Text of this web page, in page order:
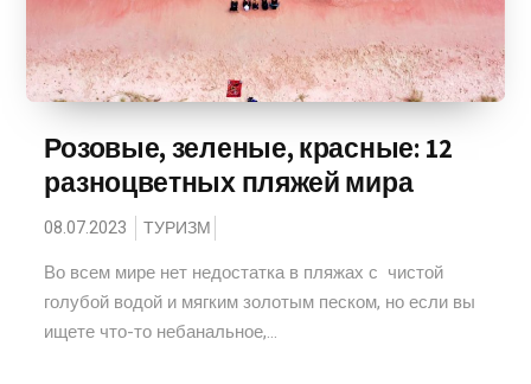
Розовые, зеленые, красные: 12
разноцветных пляжей мира
08.07.2023 ТУРИЗМ
Во всем мире нет недостатка в пляжах с чистой
голубой водой и мягким золотым песком, но если вы
ищете что-то небанальное,...